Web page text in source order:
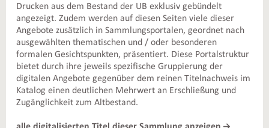
Drucken aus dem Bestand der UB exklusiv gebündelt
angezeigt. Zudem werden auf diesen Seiten viele dieser
Angebote zusätzlich in Sammlungsportalen, geordnet nach
ausgewählten thematischen und / oder besonderen
formalen Gesichtspunkten, präsentiert. Diese Portalstruktur
bietet durch ihre jeweils spezifische Gruppierung der
digitalen Angebote gegenüber dem reinen Titelnachweis im
Katalog einen deutlichen Mehrwert an Erschließung und
Zugänglichkeit zum Altbestand.